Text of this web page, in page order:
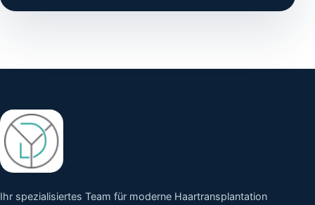
Ihr spezialisiertes Team für moderne Haartransplantation